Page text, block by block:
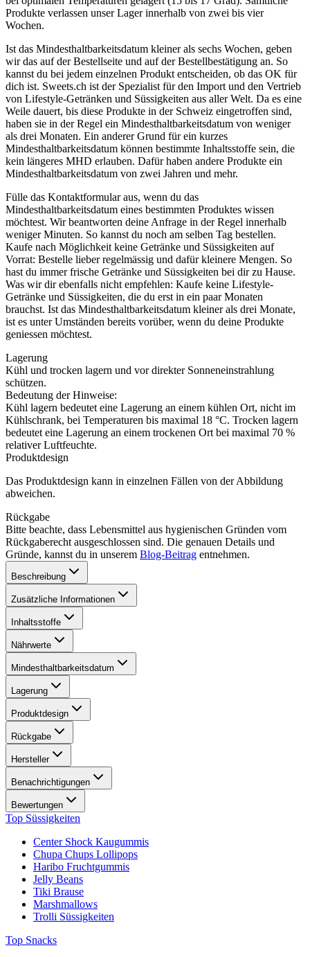
Produkte verlassen unser Lager innerhalb von zwei bis vier
Wochen.
Ist das Mindesthaltbarkeitsdatum kleiner als sechs Wochen, geben
wir das auf der Bestellseite und auf der Bestellbestätigung an. So
kannst du bei jedem einzelnen Produkt entscheiden, ob das OK für
dich ist. Sweets.ch ist der Spezialist für den Import und den Vertrieb
von Lifestyle-Getränken und Süssigkeiten aus aller Welt. Da es eine
Weile dauert, bis diese Produkte in der Schweiz eingetroffen sind,
haben sie in der Regel ein Mindesthaltbarkeitsdatum von weniger
als drei Monaten. Ein anderer Grund für ein kurzes
Mindesthaltbarkeitsdatum können bestimmte Inhaltsstoffe sein, die
kein längeres MHD erlauben. Dafür haben andere Produkte ein
Mindesthaltbarkeitsdatum von zwei Jahren und mehr.
Fülle das Kontaktformular aus, wenn du das
Mindesthaltbarkeitsdatum eines bestimmten Produktes wissen
möchtest. Wir beantworten deine Anfrage in der Regel innerhalb
weniger Minuten. So kannst du noch am selben Tag bestellen.
Kaufe nach Möglichkeit keine Getränke und Süssigkeiten auf
Vorrat: Bestelle lieber regelmässig und dafür kleinere Mengen. So
hast du immer frische Getränke und Süssigkeiten bei dir zu Hause.
Was wir dir ebenfalls nicht empfehlen: Kaufe keine Lifestyle-
Getränke und Süssigkeiten, die du erst in ein paar Monaten
brauchst. Ist das Mindesthaltbarkeitsdatum kleiner als drei Monate,
ist es unter Umständen bereits vorüber, wenn du deine Produkte
geniessen möchtest.
Lagerung
Kühl und trocken lagern und vor direkter Sonneneinstrahlung
schützen.
Bedeutung der Hinweise:
Kühl lagern bedeutet eine Lagerung an einem kühlen Ort, nicht im
Kühlschrank, bei Temperaturen bis maximal 18 °C. Trocken lagern
bedeutet eine Lagerung an einem trockenen Ort bei maximal 70 %
relativer Luftfeuchte.
Produktdesign
Das Produktdesign kann in einzelnen Fällen von der Abbildung
abweichen.
Rückgabe
Bitte beachte, dass Lebensmittel aus hygienischen Gründen vom
Rückgaberecht ausgeschlossen sind. Die genauen Details und
Gründe, kannst du in unserem Blog-Beitrag entnehmen.
Beschreibung
Zusätzliche Informationen
Inhaltsstoffe
Nährwerte
Mindesthaltbarkeitsdatum
Lagerung
Produktdesign
Rückgabe
Hersteller
Benachrichtigungen
Bewertungen
Top Süssigkeiten
Center Shock Kaugummis
Chupa Chups Lollipops
Haribo Fruchtgummis
Jelly Beans
Tiki Brause
Marshmallows
Trolli Süssigkeiten
Top Snacks